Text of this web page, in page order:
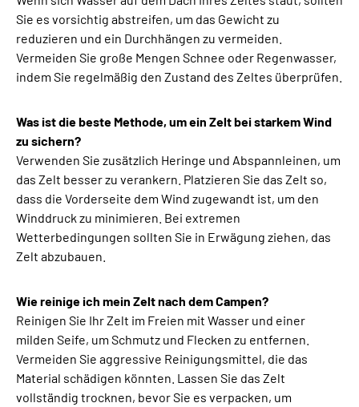
Sie es vorsichtig abstreifen, um das Gewicht zu
reduzieren und ein Durchhängen zu vermeiden.
Vermeiden Sie große Mengen Schnee oder Regenwasser,
indem Sie regelmäßig den Zustand des Zeltes überprüfen.
Was ist die beste Methode, um ein Zelt bei starkem Wind
zu sichern?
Verwenden Sie zusätzlich Heringe und Abspannleinen, um
das Zelt besser zu verankern. Platzieren Sie das Zelt so,
dass die Vorderseite dem Wind zugewandt ist, um den
Winddruck zu minimieren. Bei extremen
Wetterbedingungen sollten Sie in Erwägung ziehen, das
Zelt abzubauen.
Wie reinige ich mein Zelt nach dem Campen?
Reinigen Sie Ihr Zelt im Freien mit Wasser und einer
milden Seife, um Schmutz und Flecken zu entfernen.
Vermeiden Sie aggressive Reinigungsmittel, die das
Material schädigen könnten. Lassen Sie das Zelt
vollständig trocknen, bevor Sie es verpacken, um